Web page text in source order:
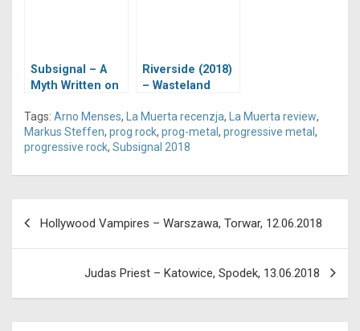
Subsignal – A
Myth Written on
Riverside (2018)
– Wasteland
Tags: Arno Menses, La Muerta recenzja, La Muerta review,
Markus Steffen, prog rock, prog-metal , progressive metal ,
progressive rock, Subsignal 2018
Hollywood Vampires – Warszawa, Torwar, 12.06.2018
Judas Priest – Katowice, Spodek, 13.06.2018